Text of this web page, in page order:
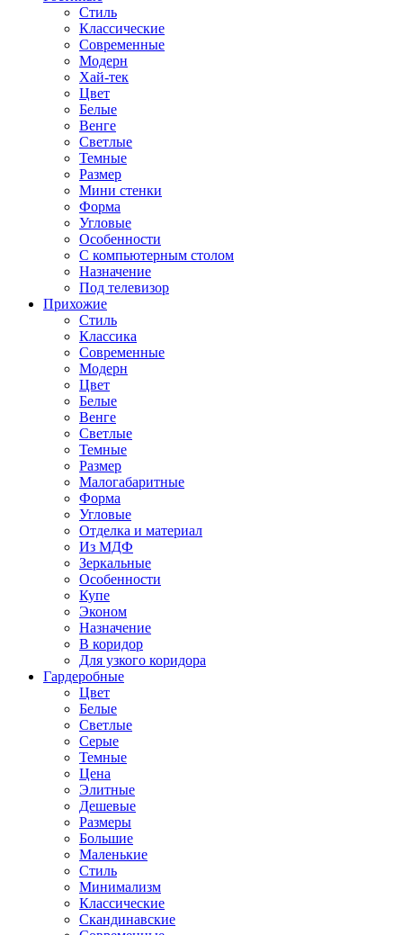
Стиль
Классические
Современные
Модерн
Хай-тек
Цвет
Белые
Венге
Светлые
Темные
Размер
Мини стенки
Форма
Угловые
Особенности
С компьютерным столом
Назначение
Под телевизор
Прихожие
Стиль
Классика
Современные
Модерн
Цвет
Белые
Венге
Светлые
Темные
Размер
Малогабаритные
Форма
Угловые
Отделка и материал
Из МДФ
Зеркальные
Особенности
Купе
Эконом
Назначение
В коридор
Для узкого коридора
Гардеробные
Цвет
Белые
Светлые
Серые
Темные
Цена
Элитные
Дешевые
Размеры
Большие
Маленькие
Стиль
Минимализм
Классические
Скандинавские